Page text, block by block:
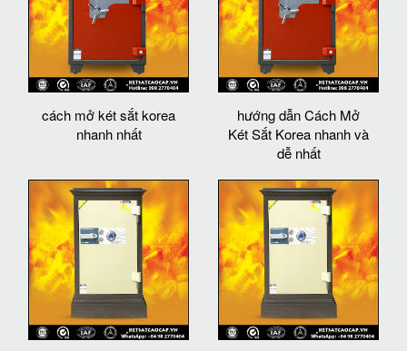
cách mở két sắt korea
nhanh nhất
hướng dẫn Cách Mở
Két Sắt Korea nhanh và
dễ nhất